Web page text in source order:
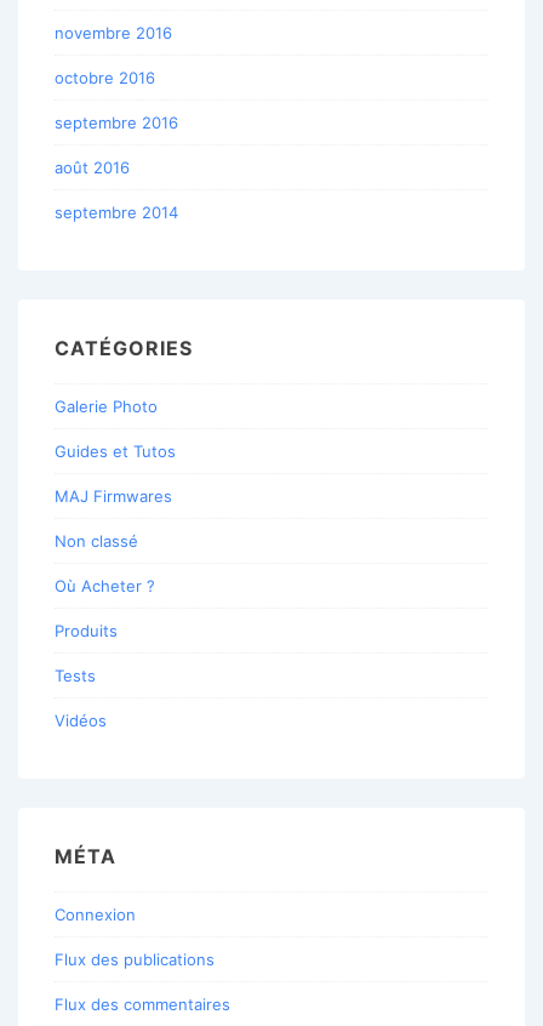
novembre 2016
octobre 2016
septembre 2016
août 2016
septembre 2014
CATÉGORIES
Galerie Photo
Guides et Tutos
MAJ Firmwares
Non classé
Où Acheter ?
Produits
Tests
Vidéos
MÉTA
Connexion
Flux des publications
Flux des commentaires